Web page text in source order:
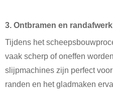
3. Ontbramen en
Tijdens het
vaak scherp of oneffen
slijpmachines zijn perfect
randen en het gladmaken